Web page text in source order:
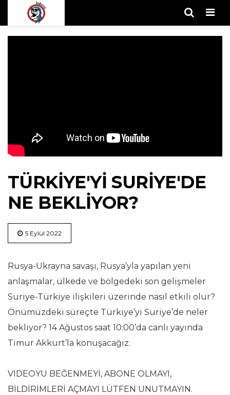
TÜRKIYE'YI SURIYE'DE
NE BEKLIYOR?
5 Eylül 2022
Rusya-Ukrayna savaşı, Rusya’yla yapılan yeni
anlaşmalar, ülkede ve bölgedeki son gelişmeler
Suriye-Türkiye ilişkileri üzerinde nasıl etkili olur?
Önümüzdeki süreçte Türkiye’yi Suriye’de neler
bekliyor? 14 Ağustos saat 10:00’da canlı yayında
Timur Akkurt’la konuşacağız.
VIDEOYU BEĞENMEYİ, ABONE OLMAYI,
BİLDİRİMLERİ AÇMAYI LÜTFEN UNUTMAYIN.